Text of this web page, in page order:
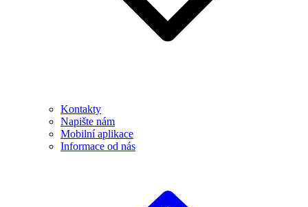
Kontakty
Napište nám
Mobilní aplikace
Informace od nás